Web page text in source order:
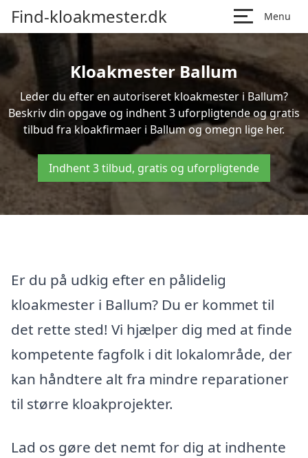
Find-kloakmester.dk Menu
Kloakmester Ballum
Leder du efter en autoriseret kloakmester i Ballum?
Beskriv din opgave og indhent 3 uforpligtende og gratis
tilbud fra kloakfirmaer i Ballum og omegn lige her.
Indhent 3 tilbud, gratis og uforpligtende
Er du på udkig efter en pålidelig
kloakmester i Ballum? Du er kommet til
det rette sted! Vi hjælper dig med at finde
kompetente fagfolk i dit lokalområde, der
kan håndtere alt fra mindre reparationer
til større kloakprojekter.
Lad os gøre det nemt for dig at indhente